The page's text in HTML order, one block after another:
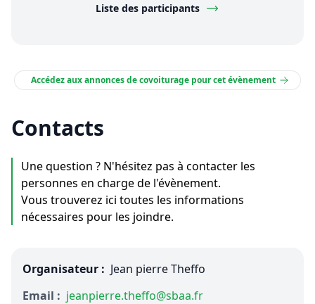
Liste des participants
Accédez aux annonces de covoiturage pour cet évènement
Contacts
Une question ? N'hésitez pas à contacter les
personnes en charge de l'évènement.
Vous trouverez ici toutes les informations
nécessaires pour les joindre.
Organisateur : Jean pierre Theffo
Email : jeanpierre.theffo@sbaa.fr